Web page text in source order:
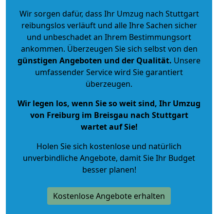
Wir sorgen dafür, dass Ihr Umzug nach Stuttgart
reibungslos verläuft und alle Ihre Sachen sicher
und unbeschadet an Ihrem Bestimmungsort
ankommen. Überzeugen Sie sich selbst von den
günstigen Angeboten und der Qualität. Unsere
umfassender Service wird Sie garantiert
überzeugen.
Wir legen los, wenn Sie so weit sind, Ihr Umzug
von Freiburg im Breisgau nach Stuttgart
wartet auf Sie!
Holen Sie sich kostenlose und natürlich
unverbindliche Angebote, damit Sie Ihr Budget
besser planen!
Kostenlose Angebote erhalten